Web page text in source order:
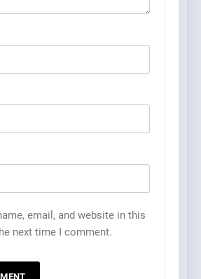
email, and website in this
next time I comment.